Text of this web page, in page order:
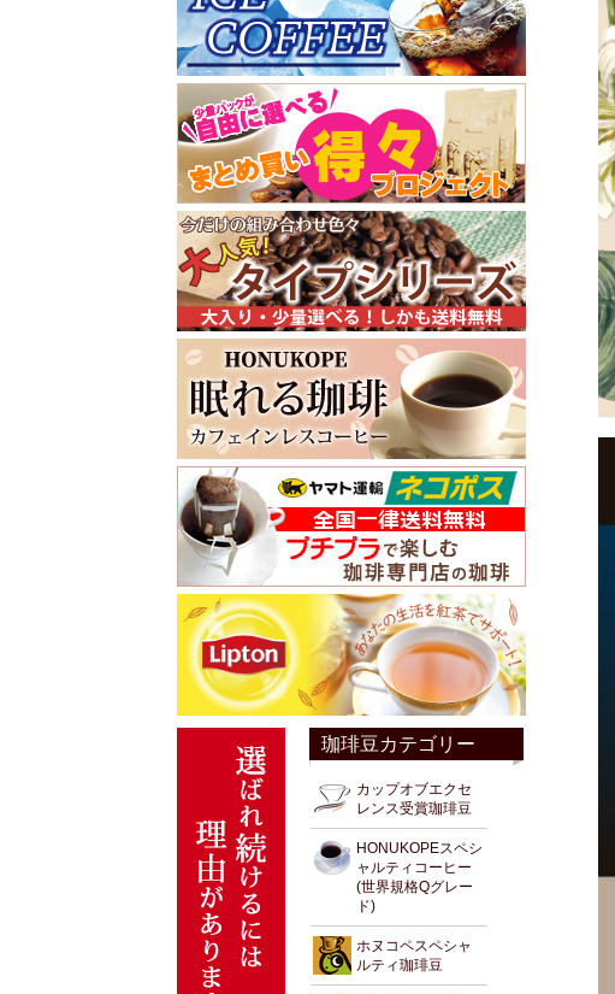
珈琲豆カテゴリー
カップオブエクセ
レンス受賞珈琲豆
HONUKOPEスペシ
ャルティコーヒー
(世界規格Qグレー
ド)
ホヌコペスペシャ
ルティ珈琲豆